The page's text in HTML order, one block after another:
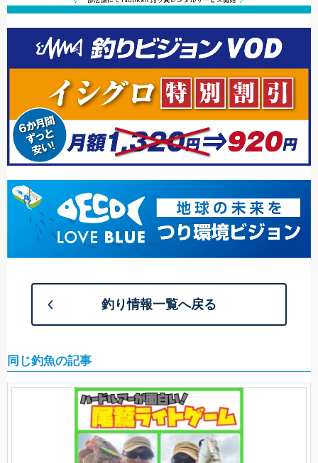
釣り情報一覧へ戻る
同じ釣魚の記事